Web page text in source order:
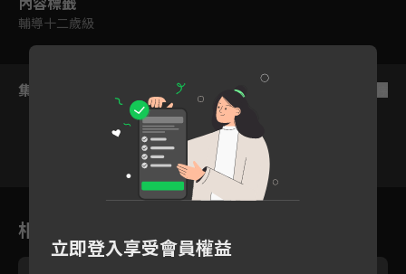
輔導十二歲級
集數列表
9 10 11
相關花絮
立即登入享受會員權益